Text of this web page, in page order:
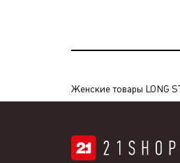
Женские товары LONG